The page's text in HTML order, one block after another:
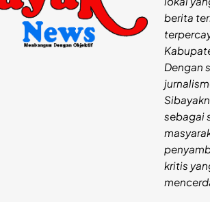
berita
Dengan
sebagai
kritis